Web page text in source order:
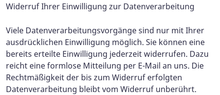
Widerruf Ihrer Einwilligung zur Datenverarbeitung
Viele Datenverarbeitungsvorgänge sind nur mit Ihrer
ausdrücklichen Einwilligung möglich. Sie können eine
bereits erteilte Einwilligung jederzeit widerrufen. Dazu
reicht eine formlose Mitteilung per E-Mail an uns. Die
Rechtmäßigkeit der bis zum Widerruf erfolgten
Datenverarbeitung bleibt vom Widerruf unberührt.